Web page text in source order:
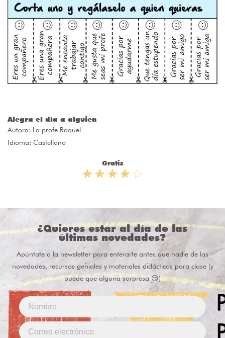
Alegra el día a alguien
Autora: La profe Raquel
Idioma: Castellano
Gratis
¿Quieres estar al día de las
últimas novedades?
Apúntate a la newsletter para enterarte antes que nadie de las
novedades, recursos geniales y materiales didácticos para clase (y
puede que alguna sorpresa 😏)